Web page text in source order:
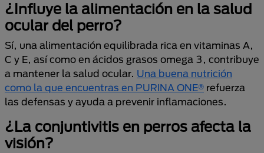
¿Influye la alimentación en la salud
ocular del perro?
Sí, una alimentación equilibrada rica en vitaminas A,
C y E, así como en ácidos grasos omega 3, contribuye
a mantener la salud ocular. Una buena nutrición
como la que encuentras en PURINA ONE® refuerza
las defensas y ayuda a prevenir inflamaciones.
¿La conjuntivitis en perros afecta la
visión?